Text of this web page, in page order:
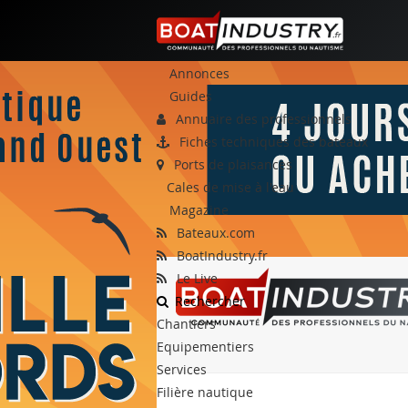
Annonces
Guides
Annuaire des professionnels
Fiches techniques des bateaux
Ports de plaisances
Cales de mise à l'eau
Magazine
Bateaux.com
BoatIndustry.fr
Le Live
Rechercher
Chantiers
Equipementiers
Services
Filière nautique